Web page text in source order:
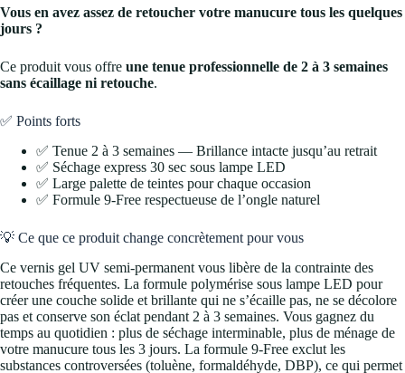
Vous en avez assez de retoucher votre manucure tous les quelques
jours ?
Ce produit vous offre une tenue professionnelle de 2 à 3 semaines
sans écaillage ni retouche.
✅ Points forts
✅ Tenue 2 à 3 semaines — Brillance intacte jusqu’au retrait
✅ Séchage express 30 sec sous lampe LED
✅ Large palette de teintes pour chaque occasion
✅ Formule 9-Free respectueuse de l’ongle naturel
💡 Ce que ce produit change concrètement pour vous
Ce vernis gel UV semi-permanent vous libère de la contrainte des
retouches fréquentes. La formule polymérise sous lampe LED pour
créer une couche solide et brillante qui ne s’écaille pas, ne se décolore
pas et conserve son éclat pendant 2 à 3 semaines. Vous gagnez du
temps au quotidien : plus de séchage interminable, plus de ménage de
votre manucure tous les 3 jours. La formule 9-Free exclut les
substances controversées (toluène, formaldéhyde, DBP), ce qui permet